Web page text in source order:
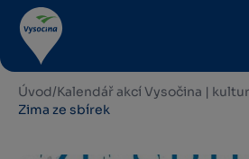
Úvod/Kalendář akcí Vysočina |
Zima ze sbírek